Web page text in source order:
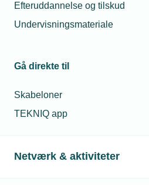
Efteruddannelse og tilskud
Undervisningsmateriale
Gå direkte til
Skabeloner
TEKNIQ app
Netværk & aktiviteter
08. jul. 2026
Må jeg låne min
Må unge under 18 år
sommerfesten?